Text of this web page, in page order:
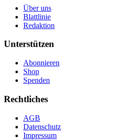
Über uns
Blattlinie
Redaktion
Unterstützen
Abonnieren
Shop
Spenden
Rechtliches
AGB
Datenschutz
Impressum